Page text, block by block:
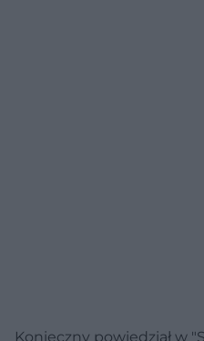
Konieczny powiedział w